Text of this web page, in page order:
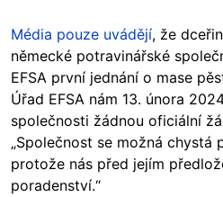
Média pouze uvádějí, že
německé potravinářské
EFSA první jednání o mase
Úřad EFSA nám 13. února
společnosti žádnou oficiální
„Společnost se možná chystá
protože nás před jejím
poradenství.“